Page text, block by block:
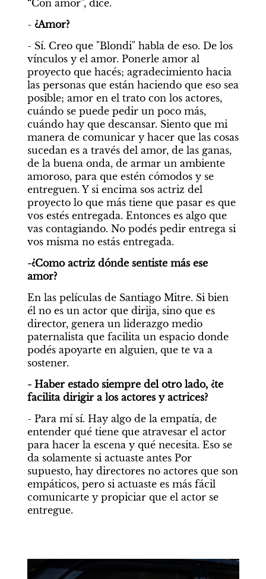
“Con amor”, dice.
- ¿Amor?
- Sí. Creo que "Blondi" habla de eso. De los
vínculos y el amor. Ponerle amor al
proyecto que hacés; agradecimiento hacia
las personas que están haciendo que eso sea
posible; amor en el trato con los actores,
cuándo se puede pedir un poco más,
cuándo hay que descansar. Siento que mi
manera de comunicar y hacer que las cosas
sucedan es a través del amor, de las ganas,
de la buena onda, de armar un ambiente
amoroso, para que estén cómodos y se
entreguen. Y si encima sos actriz del
proyecto lo que más tiene que pasar es que
vos estés entregada. Entonces es algo que
vas contagiando. No podés pedir entrega si
vos misma no estás entregada.
-¿Como actriz dónde sentiste más ese
amor?
En las películas de Santiago Mitre. Si bien
él no es un actor que dirija, sino que es
director, genera un liderazgo medio
paternalista que facilita un espacio donde
podés apoyarte en alguien, que te va a
sostener.
- Haber estado siempre del otro lado, ¿te
facilita dirigir a los actores y actrices?
- Para mí sí. Hay algo de la empatía, de
entender qué tiene que atravesar el actor
para hacer la escena y qué necesita. Eso se
da solamente si actuaste antes Por
supuesto, hay directores no actores que son
empáticos, pero si actuaste es más fácil
comunicarte y propiciar que el actor se
entregue.